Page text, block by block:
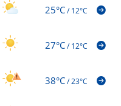
25°C/12°C
27°C/12°C
38°C/23°C